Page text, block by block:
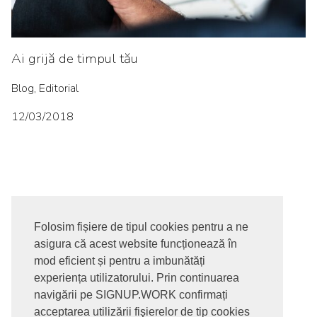
Folosim fișiere de tipul cookies pentru a ne
asigura că acest website funcționează în
mod eficient și pentru a imbunătăți
experiența utilizatorului. Prin continuarea
navigării pe SIGNUP.WORK confirmați
acceptarea utilizării fişierelor de tip cookies
Ai grijă de timpul tău
Blog, Editorial
12/03/2018
© 2017-2026. Toate drepturile rezervate
SIGNUPDOTWORK SRLTermeni si conditii | Politica de
confidentialitate | Politica de livrare si anulare comanda |
Politica GDPR